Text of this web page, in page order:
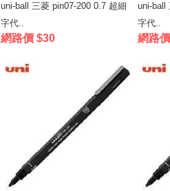
uni-ball 三菱 pin07-200 0.7 超細
字代..
網路價 $30
uni-ball
字代..
網路